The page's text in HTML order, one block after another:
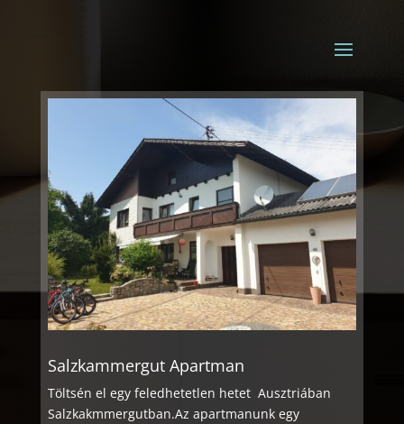
Salzkammergut Apartman
Töltsén el egy feledhetetlen hetet Ausztriában
Salzkakmmergutban.Az apartmanunk egy